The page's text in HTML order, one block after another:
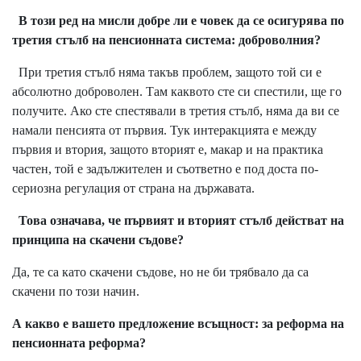
В този ред на мисли добре ли е човек да се осигурява по
третия стълб на пенсионната система: доброволния?
При третия стълб няма такъв проблем, защото той си е
абсолютно доброволен. Там каквото сте си спестили, ще го
получите. Ако сте спестявали в третия стълб, няма да ви се
намали пенсията от първия. Тук интеракцията е между
първия и втория, защото вторият е, макар и на практика
частен, той е задължителен и съответно е под доста по-
сериозна регулация от страна на държавата.
Това означава, че първият и вторият стълб действат на
принципа на скачени съдове?
Да, те са като скачени съдове, но не би трябвало да са
скачени по този начин.
А какво е вашето предложение всъщност: за реформа на
пенсионната реформа?